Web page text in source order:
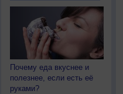
Почему еда вкуснее и
полезнее, если есть её
руками?